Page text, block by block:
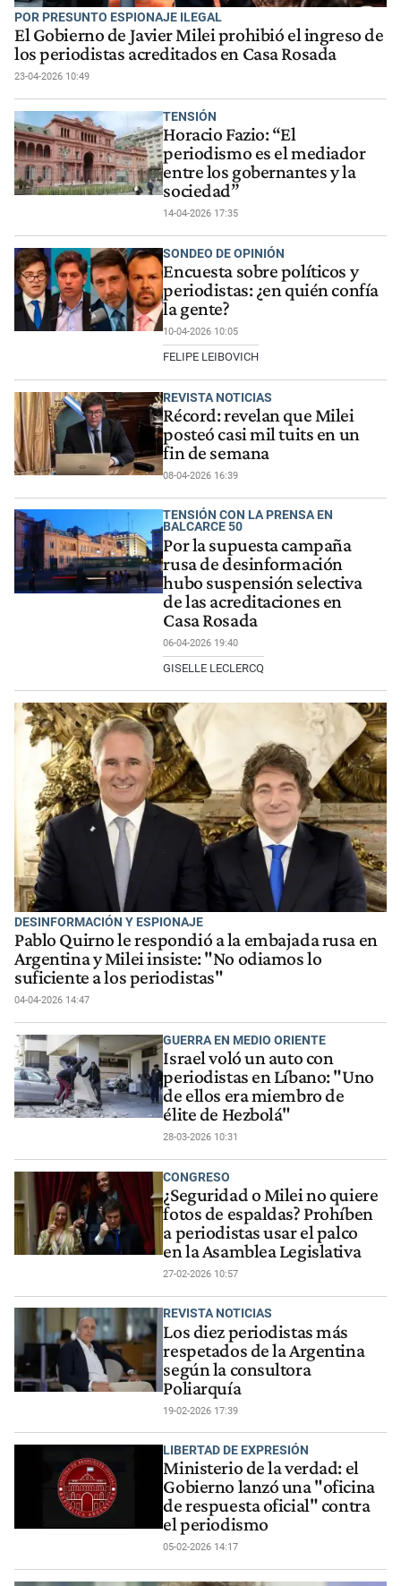
POR PRESUNTO ESPIONAJE ILEGAL
El Gobierno de Javier Milei prohibió el ingreso de
los periodistas acreditados en Casa Rosada
23-04-2026 10:49
TENSIÓN
Horacio Fazio: “El
periodismo es el mediador
entre los gobernantes y la
sociedad”
14-04-2026 17:35
SONDEO DE OPINIÓN
Encuesta sobre políticos y
periodistas: ¿en quién confía
la gente?
10-04-2026 10:05
FELIPE LEIBOVICH
REVISTA NOTICIAS
Récord: revelan que Milei
posteó casi mil tuits en un
fin de semana
08-04-2026 16:39
TENSIÓN CON LA PRENSA EN
BALCARCE 50
Por la supuesta campaña
rusa de desinformación
hubo suspensión selectiva
de las acreditaciones en
Casa Rosada
06-04-2026 19:40
GISELLE LECLERCQ
DESINFORMACIÓN Y ESPIONAJE
Pablo Quirno le respondió a la embajada rusa en
Argentina y Milei insiste: "No odiamos lo
suficiente a los periodistas"
04-04-2026 14:47
GUERRA EN MEDIO ORIENTE
Israel voló un auto con
periodistas en Líbano: "Uno
de ellos era miembro de
élite de Hezbolá"
28-03-2026 10:31
CONGRESO
¿Seguridad o Milei no quiere
fotos de espaldas? Prohíben
a periodistas usar el palco
en la Asamblea Legislativa
27-02-2026 10:57
REVISTA NOTICIAS
Los diez periodistas más
respetados de la Argentina
según la consultora
Poliarquía
19-02-2026 17:39
LIBERTAD DE EXPRESIÓN
Ministerio de la verdad: el
Gobierno lanzó una "oficina
de respuesta oficial" contra
el periodismo
05-02-2026 14:17